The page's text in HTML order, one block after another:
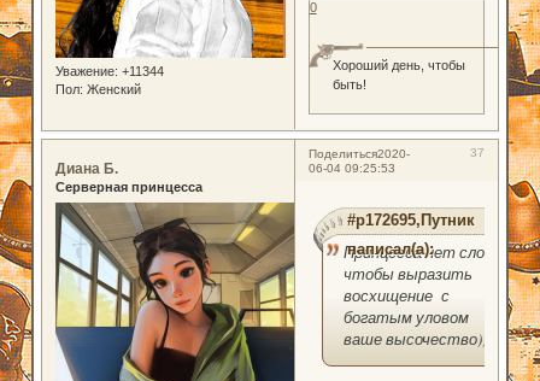
Уважение: +11344
Пол: Женский
Хороший день, чтобы
быть!
0
Поделиться 37
2020-
06-04 09:25:53
Диана Б.
Серверная принцесса
#p172695,Путник
написал(а):
Принцесса нет слов
чтобы выразить
восхищение с
богатым уловом
ваше высочество)))